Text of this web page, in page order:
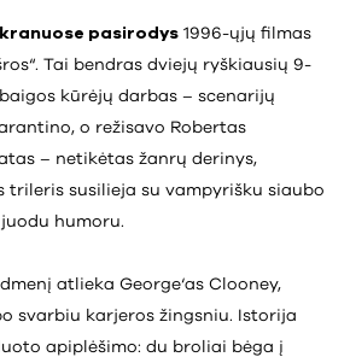
pasirodys 1996-ųjų filmas
Tai bendras dviejų ryškiausių 9-
kūrėjų darbas – scenarijų
o režisavo Robertas
– netikėtas žanrų derinys,
trileris susilieja su vampyrišku siaubo
humoru.
atlieka George‘as Clooney,
svarbiu karjeros žingsniu. Istorija
apiplėšimo: du broliai bėga į